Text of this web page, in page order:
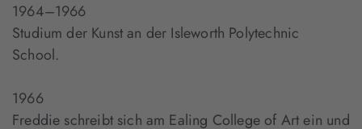
1964–1966
Studium der Kunst an der Isleworth Polytechnic
School.
1966
Freddie schreibt sich am Ealing College of Art ein und